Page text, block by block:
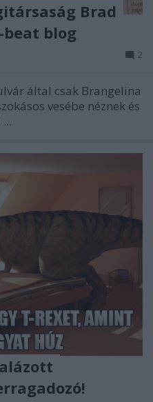
Brad
beat blog
2
által csak Brangelina
vesébe néznek és